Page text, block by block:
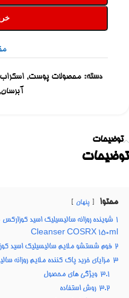
دسته: محصولات پوست,
آبرسان,
توضیحات
توضیحات
محتوا پنهان
1
Cleanser COSRX 150ml
2 فوم شستشو ملایم سالیسیلیک اسید
3 مزایای خرید پاک کننده ملایم روزانه
3.1 ویژگی های محصول
3.2 روش استفاده